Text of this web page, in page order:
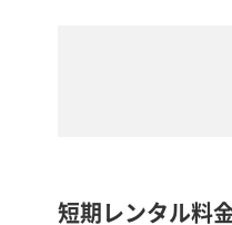
短期レンタル料